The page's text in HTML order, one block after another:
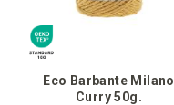
Eco Barbante Milano
Curry 50g.